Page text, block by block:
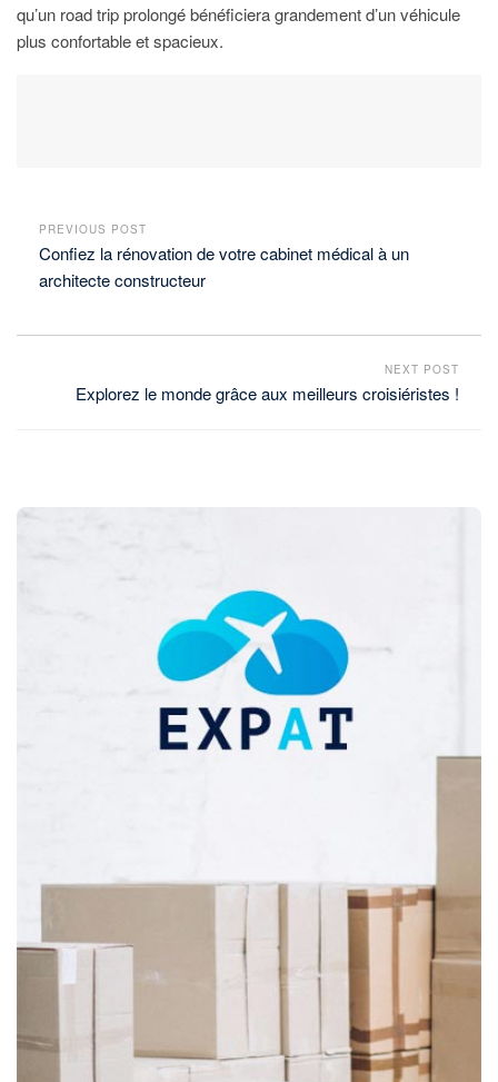
qu’un road trip prolongé bénéficiera grandement d’un véhicule
plus confortable et spacieux.
PREVIOUS POST
Confiez la rénovation de votre cabinet médical à un
architecte constructeur
NEXT POST
Explorez le monde grâce aux meilleurs croisiéristes !